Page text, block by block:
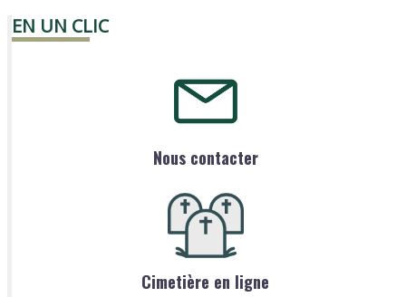
EN UN CLIC
Nous contacter
Cimetière en ligne